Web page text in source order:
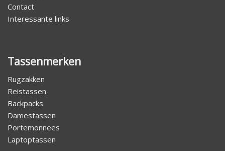
Contact
Interessante links
Tassenmerken
Rugzakken
Reistassen
Backpacks
Damestassen
Portemonnees
Laptoptassen